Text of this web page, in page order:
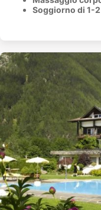
Soggiorno di 1-